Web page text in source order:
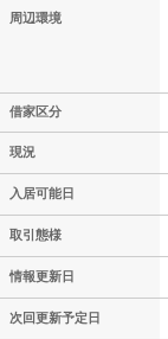
周辺環境
借家区分
現況
入居可能日
取引態様
情報更新日
次回更新予定日